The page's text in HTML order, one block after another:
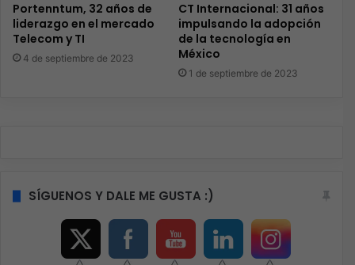
Portenntum, 32 años de
liderazgo en el mercado
Telecom y TI
4 de septiembre de 2023
CT Internacional: 31 años
impulsando la adopción
de la tecnología en
México
1 de septiembre de 2023
SÍGUENOS Y DALE ME GUSTA :)